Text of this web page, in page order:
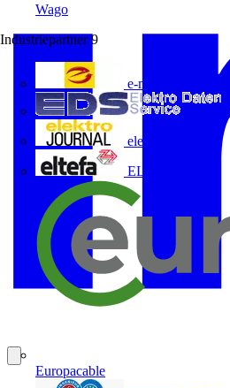
Wago
Industriepartner 9
e-marke
elektrojournal
ELTEFA
Europacable